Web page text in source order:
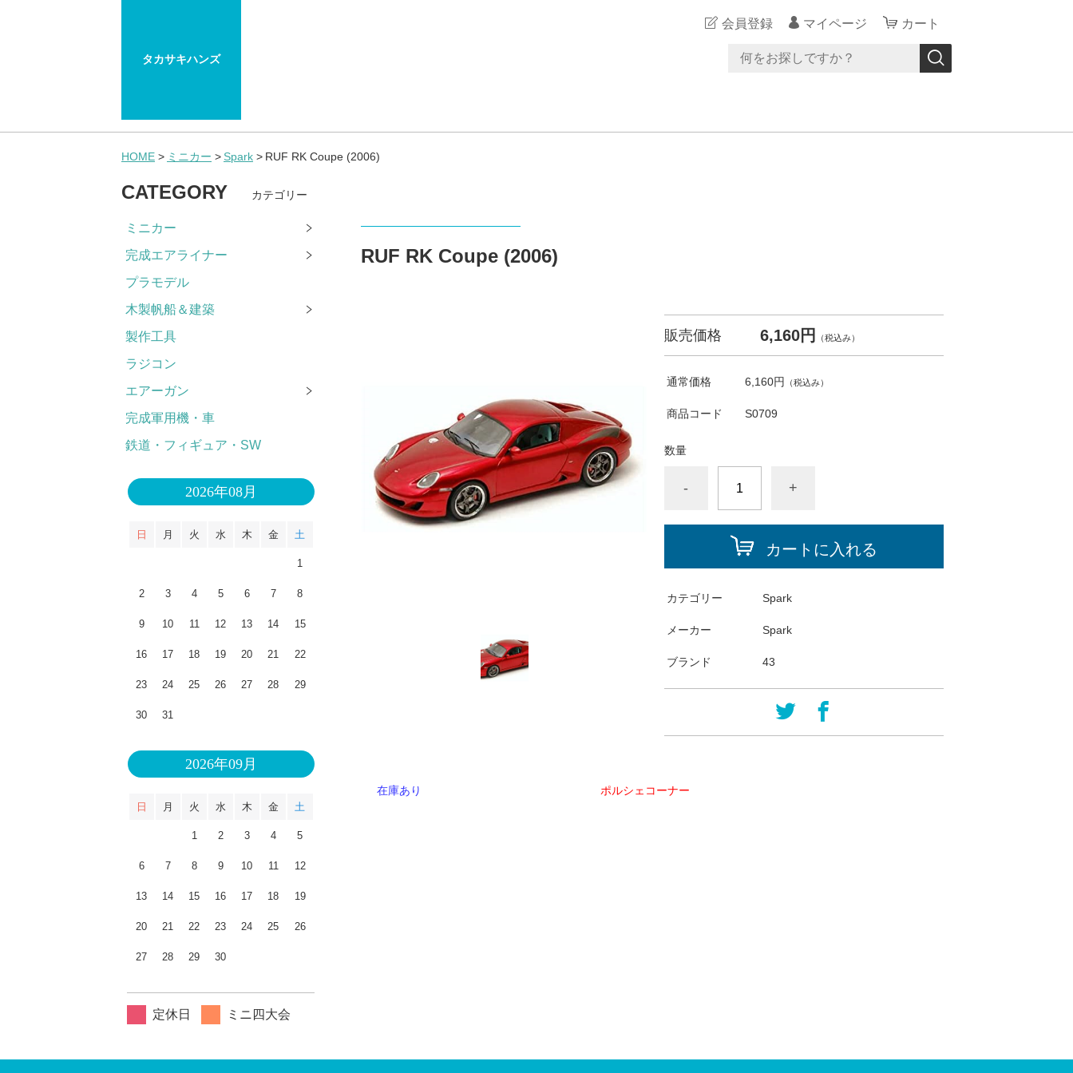
タカサキハンズ
会員登録 マイページ カート
HOME ミニカー Spark RUF RK Coupe (2006)
RUF RK Coupe (2006)
販売価格 6,160円 （税込み）
通常価格 6,160円 （税込み）
商品コード S0709
数量
- +
カートに入れる
カテゴリー Spark
メーカー Spark
ブランド 43
在庫あり ポルシェコーナー
CATEGORY カテゴリー
ミニカー
完成エアライナー
プラモデル
木製帆船＆建築
製作工具
ラジコン
エアーガン
完成軍用機・車
鉄道・フィギュア・SW
2026年08月
日 月 火 水 木 金 土
1
2 3 4 5 6 7 8
9 10 11 12 13 14 15
16 17 18 19 20 21 22
23 24 25 26 27 28 29
30 31
2026年09月
日 月 火 水 木 金 土
1 2 3 4 5
6 7 8 9 10 11 12
13 14 15 16 17 18 19
20 21 22 23 24 25 26
27 28 29 30
定休日 ミニ四大会